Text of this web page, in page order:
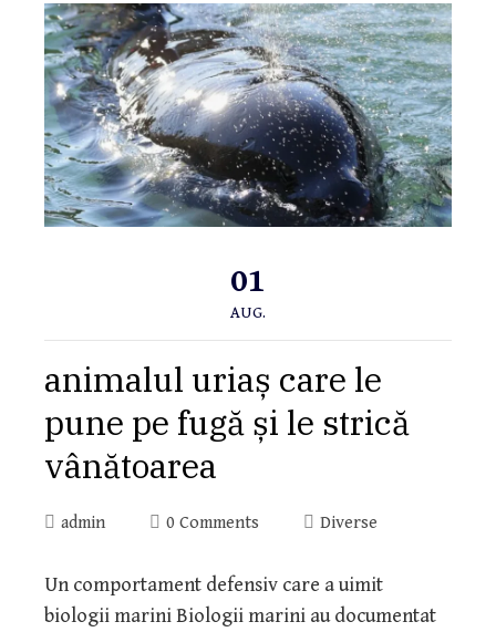
01
AUG.
animalul uriaș care le
pune pe fugă și le strică
vânătoarea
admin 0 Comments Diverse
Un comportament defensiv care a uimit
biologii marini Biologii marini au documentat